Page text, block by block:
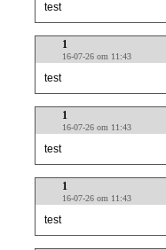
test
1
16-07-26 om 11:43
test
1
16-07-26 om 11:43
test
1
16-07-26 om 11:43
test